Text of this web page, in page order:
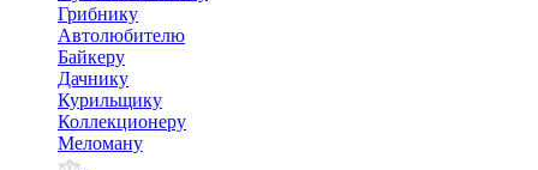
Грибнику
Автолюбителю
Байкеру
Дачнику
Курильщику
Коллекционеру
Меломану